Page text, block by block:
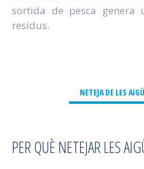
sortida de pesca genera
residus.
NETEJA DE LES
PER QUÈ NETEJAR LES